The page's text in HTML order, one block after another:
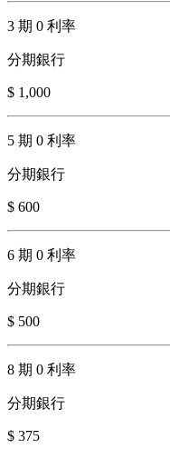
3 期 0 利率
分期銀行
$ 1,000
5 期 0 利率
分期銀行
$ 600
6 期 0 利率
分期銀行
$ 500
8 期 0 利率
分期銀行
$ 375